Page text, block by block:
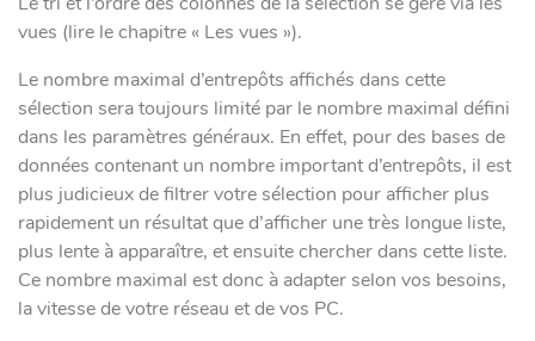
vues (lire le chapitre « Les vues »).
Le nombre maximal d’entrepôts affichés dans cette
sélection sera toujours limité par le nombre maximal défini
dans les paramètres généraux. En effet, pour des bases de
données contenant un nombre important d’entrepôts, il est
plus judicieux de filtrer votre sélection pour afficher plus
rapidement un résultat que d’afficher une très longue liste,
plus lente à apparaître, et ensuite chercher dans cette liste.
Ce nombre maximal est donc à adapter selon vos besoins,
la vitesse de votre réseau et de vos PC.